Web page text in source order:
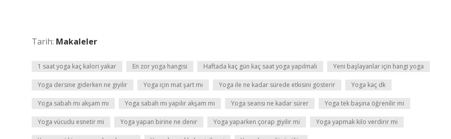
Tarih: Makaleler
1 saat yoga kaç kalori yakar En zor yoga hangisi Haftada kaç gün kaç saat yoga yapılmalı Yeni başlayanlar için hangi yoga
Yoga dersine giderken ne giyilir Yoga için mat şart mı Yoga ile ne kadar sürede etkisini gösterir Yoga kaç dk
Yoga sabah mı akşam mı Yoga sabah mı yapılır akşam mı Yoga seansı ne kadar sürer Yoga tek başına öğrenilir mi
Yoga vücudu esnetir mi Yoga yapan birine ne denir Yoga yaparken çorap giyilir mi Yoga yapmak kilo verdirir mi